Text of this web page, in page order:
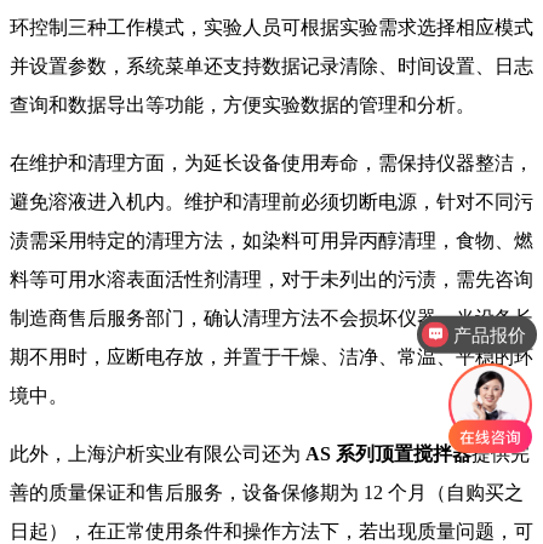
环控制三种工作模式，实验人员可根据实验需求选择相应模式
并设置参数，系统菜单还支持数据记录清除、时间设置、日志
查询和数据导出等功能，方便实验数据的管理和分析。
在维护和清理方面，为延长设备使用寿命，需保持仪器整洁，
避免溶液进入机内。维护和清理前必须切断电源，针对不同污
渍需采用特定的清理方法，如染料可用异丙醇清理，食物、燃
料等可用水溶表面活性剂清理，对于未列出的污渍，需先咨询
制造商售后服务部门，确认清理方法不会损坏仪器。当设备长
期不用时，应断电存放，并置于干燥、洁净、常温、平稳的环
境中。
此外，上海沪析实业有限公司还为 AS 系列顶置搅拌器提供完
善的质量保证和售后服务，设备保修期为 12 个月（自购买之
日起），在正常使用条件和操作方法下，若出现质量问题，可
产品报价